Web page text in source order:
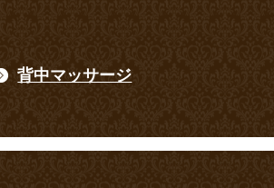
背中マッサージ